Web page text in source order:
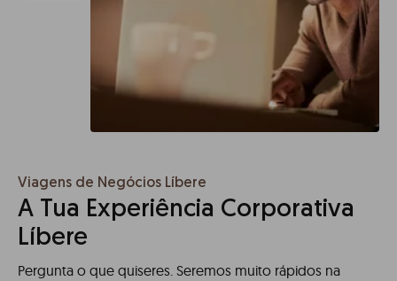
Viagens de Negócios Líbere
A Tua Experiência Corporativa
Líbere
Pergunta o que quiseres. Seremos muito rápidos na